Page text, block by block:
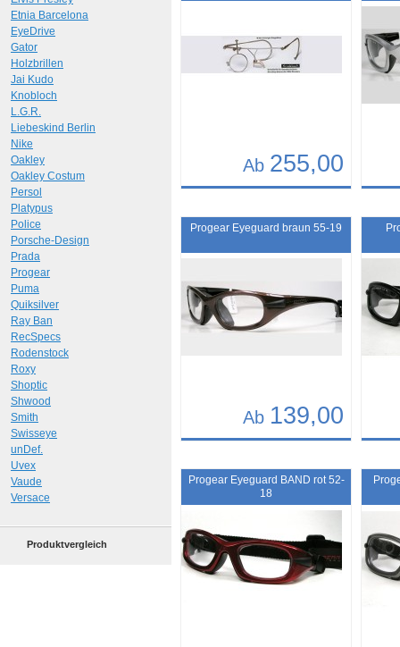
Ab 255,00
Art.-Nr.: 2442 Art.-
Progear Eyeguard braun 55-19
Ab 139,00
Art.-Nr.: 9491 Art.-
Progear Eyeguard BAND rot 52-
18
Etnia Barcelona
EyeDrive
Gator
Holzbrillen
Jai Kudo
Knobloch
L.G.R.
Liebeskind Berlin
Nike
Oakley
Oakley Costum
Persol
Platypus
Police
Porsche-Design
Prada
Progear
Puma
Quiksilver
Ray Ban
RecSpecs
Rodenstock
Roxy
Shoptic
Shwood
Smith
Swisseye
unDef.
Uvex
Vaude
Versace
Produktvergleich